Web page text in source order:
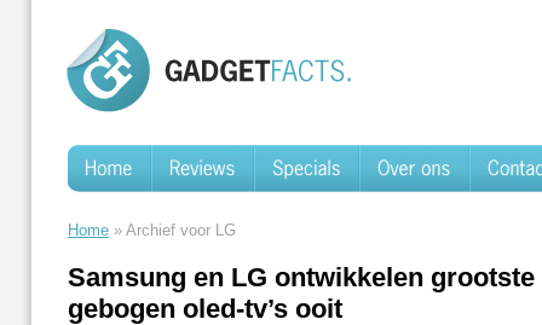
Home » Archief voor LG
Samsung en LG ontwikkelen grootste
gebogen oled-tv’s ooit